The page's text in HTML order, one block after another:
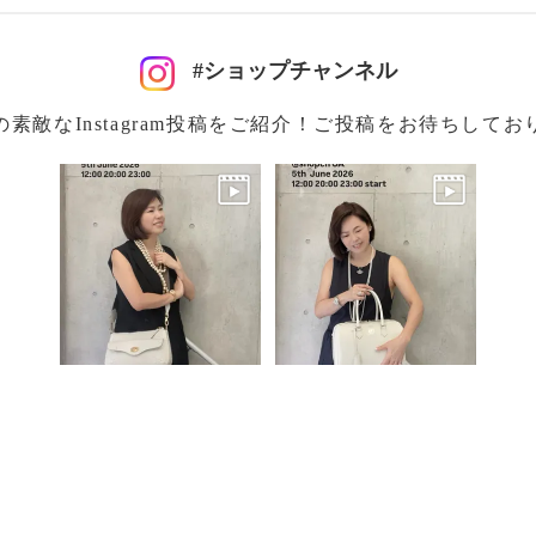
能性あり
#ショップチャンネル
素敵なInstagram投稿をご紹介！ご投稿をお待ちしてお